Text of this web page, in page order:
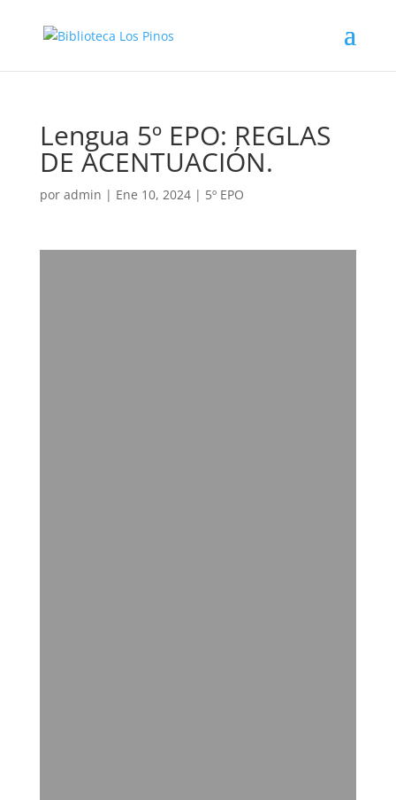
Lengua 5º EPO: REGLAS
DE ACENTUACIÓN.
por admin | Ene 10, 2024| 5º EPO